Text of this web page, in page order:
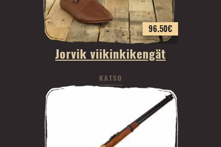
96.50€
Jorvik viikinkikengät
KATSO